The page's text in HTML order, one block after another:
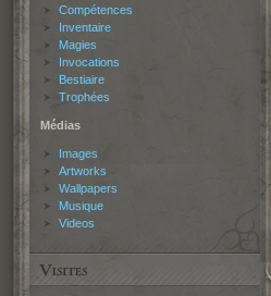
Compétences
Inventaire
Magies
Invocations
Bestiaire
Trophées
Médias
Images
Artworks
Wallpapers
Musique
Videos